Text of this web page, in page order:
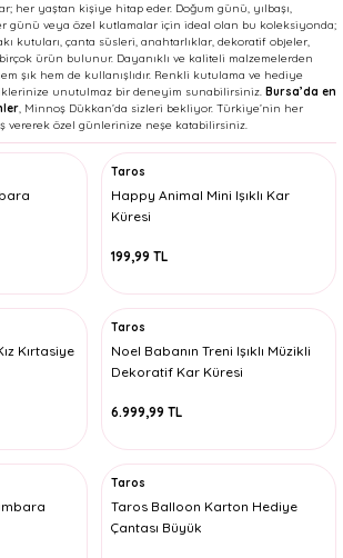
her yaştan kişiye hitap eder. Doğum günü, yılbaşı,
günü veya özel kutlamalar için ideal olan bu koleksiyonda;
kutuları, çanta süsleri, anahtarlıklar, dekoratif objeler,
ürün bulunur. Dayanıklı ve kaliteli malzemelerden
şık hem de kullanışlıdır. Renkli kutulama ve hediye
unutulmaz bir deneyim sunabilirsiniz. Bursa’da en
, Minnoş Dükkan’da sizleri bekliyor. Türkiye’nin her
vererek özel günlerinize neşe katabilirsiniz.
Taros
Happy Animal Mini Işıklı Kar
Küresi
199,99 TL
Kırtasiye
Taros
Noel Babanın Treni Işıklı Müzikli
Dekoratif Kar Küresi
6.999,99 TL
Taros
Taros Balloon Karton Hediye
Çantası Büyük